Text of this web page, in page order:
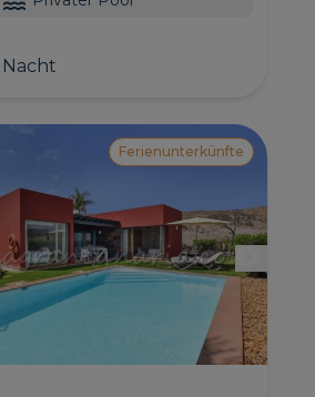
Nacht
Ferienunterkünfte